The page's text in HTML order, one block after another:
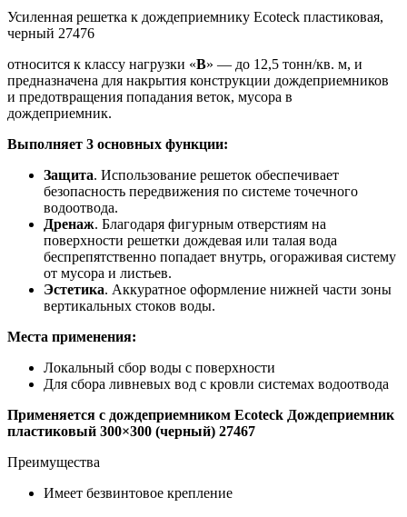
Усиленная решетка к дождеприемнику Ecoteck пластиковая,
черный 27476
относится к классу нагрузки «В» — до 12,5 тонн/кв. м, и
предназначена для накрытия конструкции дождеприемников
и предотвращения попадания веток, мусора в
дождеприемник.
Выполняет 3 основных функции:
Защита. Использование решеток обеспечивает
безопасность передвижения по системе точечного
водоотвода.
Дренаж. Благодаря фигурным отверстиям на
поверхности решетки дождевая или талая вода
беспрепятственно попадает внутрь, огораживая систему
от мусора и листьев.
Эстетика. Аккуратное оформление нижней части зоны
вертикальных стоков воды.
Места применения:
Локальный сбор воды с поверхности
Для сбора ливневых вод с кровли системах водоотвода
Применяется с дождеприемником Ecoteck Дождеприемник
пластиковый 300×300 (черный) 27467
Преимущества
Имеет безвинтовое крепление